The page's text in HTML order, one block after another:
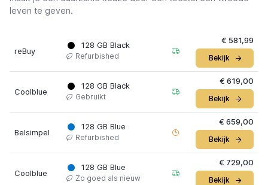
leven te geven.
reBuy
128 GB Black
Refurbished
€ 581,99
Bekijk
Coolblue
128 GB Black
Gebruikt
€ 619,00
Bekijk
Belsimpel
128 GB Blue
Refurbished
€ 659,00
Bekijk
Coolblue
128 GB Blue
Zo goed als nieuw
€ 729,00
Bekijk